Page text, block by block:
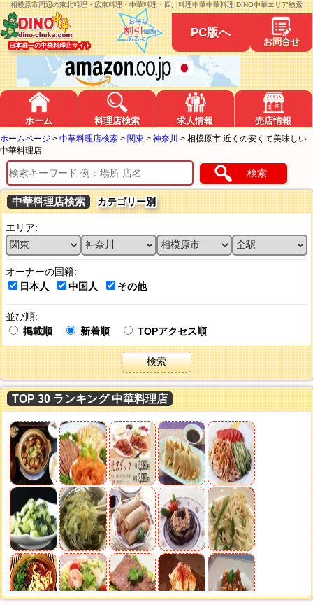
相模原市周辺の東北料理・広東料理・中華料理・四川料理中華中華料理|DINO中華エリア検索
日本唯一の中華料理店サイト
PC版へ
お問合せ
ホーム 料理店検索 求人情報 売店情報
ホームページ > 中華料理店検索 > 関東 > 神奈川 > 相模原市 近くの安くて美味しい
中華料理店
検索
中華料理店検索 カテゴリー別
エリア:
オーナーの国籍:
日本人
中国人 その他
並び順:
掲載順
新着順 TOPアクセス順
検索
TOP 30 ランキング 中華料理店